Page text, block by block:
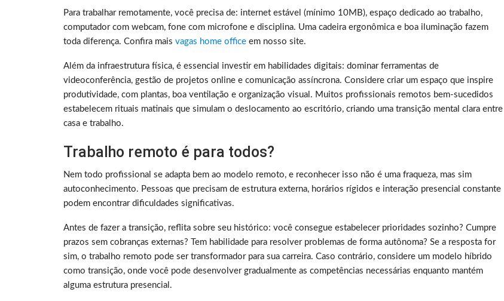
Para trabalhar remotamente, você precisa de: internet estável (mínimo 10MB), espaço dedicado ao trabalho,
computador com webcam, fone com microfone e disciplina. Uma cadeira ergonômica e boa iluminação fazem
toda diferença. Confira mais vagas home office em nosso site.
Além da infraestrutura física, é essencial investir em habilidades digitais: dominar ferramentas de
videoconferência, gestão de projetos online e comunicação assíncrona. Considere criar um espaço que inspire
produtividade, com plantas, boa ventilação e organização visual. Muitos profissionais remotos bem-sucedidos
estabelecem rituais matinais que simulam o deslocamento ao escritório, criando uma transição mental clara entre
casa e trabalho.
Trabalho remoto é para todos?
Nem todo profissional se adapta bem ao modelo remoto, e reconhecer isso não é uma fraqueza, mas sim
autoconhecimento. Pessoas que precisam de estrutura externa, horários rígidos e interação presencial constante
podem encontrar dificuldades significativas.
Antes de fazer a transição, reflita sobre seu histórico: você consegue estabelecer prioridades sozinho? Cumpre
prazos sem cobranças externas? Tem habilidade para resolver problemas de forma autônoma? Se a resposta for
sim, o trabalho remoto pode ser transformador para sua carreira. Caso contrário, considere um modelo híbrido
como transição, onde você pode desenvolver gradualmente as competências necessárias enquanto mantém
alguma estrutura presencial.